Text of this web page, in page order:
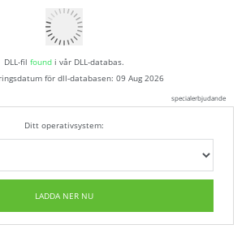
DLL-fil found i vår DLL-databas.
för dll-databasen: 09 Aug 2026
specialerbjudande
Ditt operativsystem:
LADDA NER NU